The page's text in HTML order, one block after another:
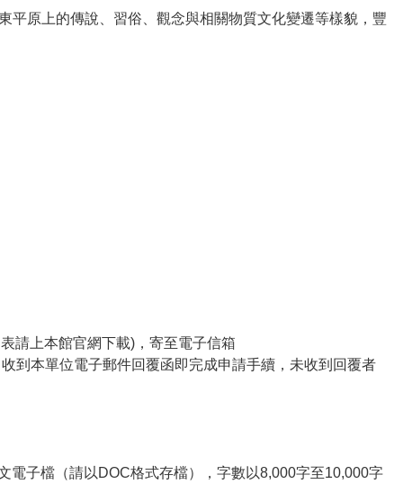
平原上的傳說、習俗、觀念與相關物質文化變遷等樣貌，豐
請上本館官網下載)，寄至電子信箱
到本單位電子郵件回覆函即完成申請手續，未收到回覆者
電子檔（請以DOC格式存檔），字數以8,000字至10,000字